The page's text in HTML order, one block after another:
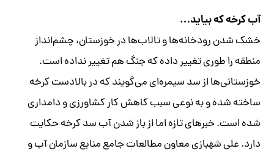
آب کرخه که بیاید…
خشک شدن رودخانه‌ها و تالاب‌ها در خوزستان، چشم‌انداز
منطقه‌ را طوری تغییر داده که جنگ هم تغییر نداده است.
خوزستانی‌ها از سد سیمره‌ای می‌گویند که در بالادست کرخه
ساخته شده و به نوعی سبب کاهش کار کشاورزی و دامداری
شده است. خبرهای تازه اما از باز شدن آب سد کرخه حکایت
دارد. علی شهبازی معاون مطالعات جامع منابع سازمان آب و